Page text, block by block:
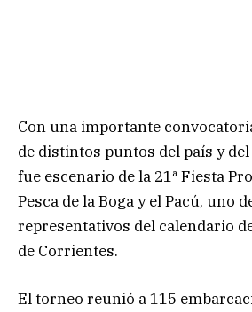
Con una importante
de distintos puntos del país y
fue escenario de la 21ª Fiesta
Pesca de la Boga y el Pacú, uno
representativos del calendario
de Corrientes.
El torneo reunió a 115